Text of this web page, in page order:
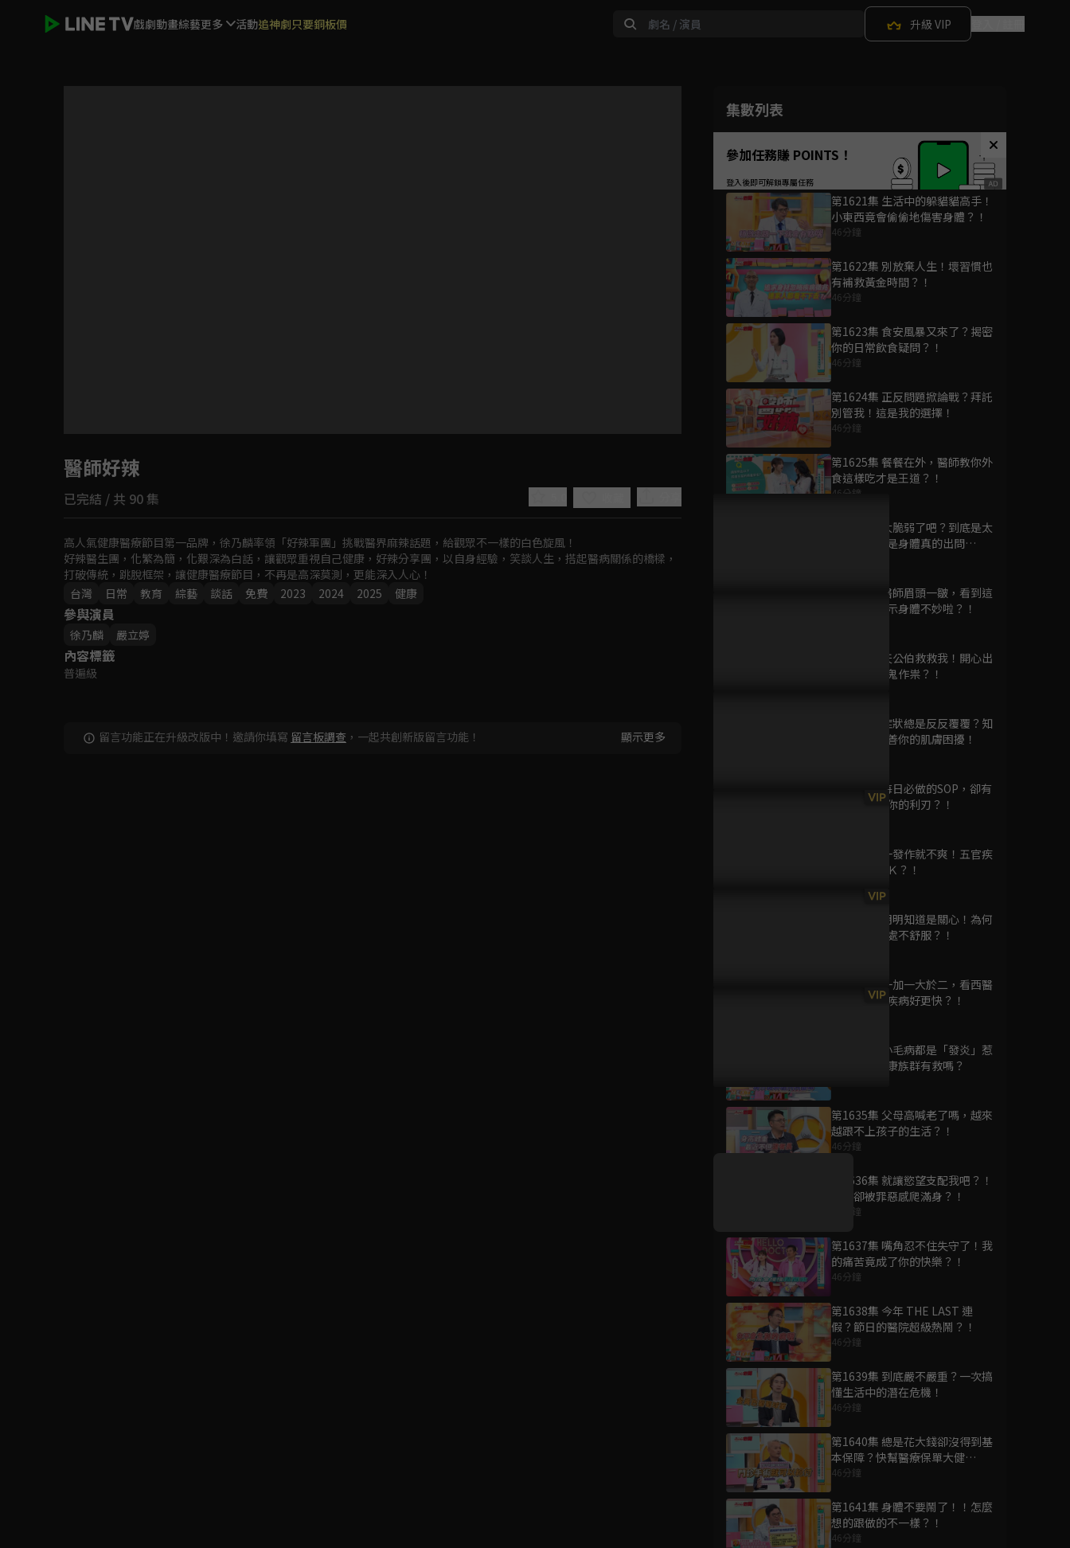
戲劇動畫綜藝更多 活動追神劇只要銅板價 升級 VIP
如有不便請見諒
集數列表
參加任務賺 POINTS！
第1621集 生活中的躲貓貓高手！
小東西竟會偷偷地傷害身體？！
46分鐘
第1622集 別放棄人生！壞習慣也
有補救黃金時間？！
46分鐘
第1623集 食安風暴又來了？揭密
你的日常飲食疑問？！
46分鐘
第1624集 正反問題掀論戰？拜託
別管我！這是我的選擇！
46分鐘
第1625集 餐餐在外，醫師教你外
食這樣吃才是王道？！
46分鐘
第1626集 太脆弱了吧？到底是太
「嬌氣」還是身體真的出問
第1627集 醫師眉頭一皺，看到這
「名詞」表示身體不妙啦？！
第1628集 天公伯救救我！開心出
遊卻有掃興鬼作祟？！
第1629集 症狀總是反反覆覆？知
識小撇步改善你的肌膚困擾！
第1630集 每日必做的SOP，卻有
著滿滿傷害你的利刃？！
第1631集 一發作就不爽！五官疾
病知識大ＰＫ？！
第1632集 明明知道是關心！為何
聽起來卻處處不舒服？！
第1633集 一加一大於二，看西醫
加上「他」疾病好更快？！
第1634集 小毛病都是「發炎」惹
的禍，亞健康族群有救嗎？
第1635集 父母高喊老了嗎，越來
越跟不上孩子的生活？！
46分鐘
第1636集 就讓慾望支配我吧？！
事後卻被罪惡感爬滿身？！
46分鐘
第1637集 嘴角忍不住失守了！我
的痛苦竟成了你的快樂？！
46分鐘
第1638集 今年 THE LAST 連
假？節日的醫院超級熱鬧？！
46分鐘
第1639集 到底嚴不嚴重？一次搞
懂生活中的潛在危機！
46分鐘
第1640集 總是花大錢卻沒得到基
本保障？快幫醫療保單大健
檢？！
46分鐘
第1641集 身體不要鬧了！！怎麼
想的跟做的不一樣？！
46分鐘
醫師好辣
已完結 / 共 90 集
高人氣健康醫療節目第一品牌，徐乃麟率領「好辣軍團」挑戰醫界麻辣話題，給觀眾不一樣的白色旋風！
好辣醫生團，化繁為簡，化艱深為白話，讓觀眾重視自己健康，好辣分享團，以自身經驗，笑談人生，搭起醫病關係的橋樑，
打破傳統，跳脫框架，讓健康醫療節目，不再是高深莫測，更能深入人心！
台灣
日常 教育 綜藝 談話 免費 2023 2024 2025 健康
參與演員
徐乃麟 嚴立婷
內容標籤
普遍級
留言功能正在升級改版中！邀請你填寫 留言板調查 ，一起共創新版留言功能！ 顯示更多
為您推薦
沉默呼聲
已完結 / 共 1 集
已完結 / 共 1 集
VIP一直一直都很喜歡你
已完結 / 共 1 集
VIP
已完結 / 共 1 集
VIP 永遠在一起
好康資訊
升級VIP最優惠！獨家好
戲看到飽